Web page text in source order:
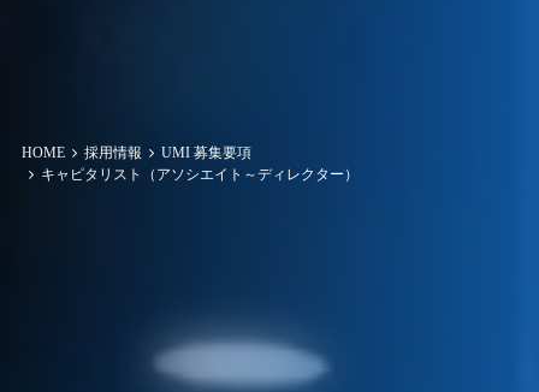
HOME 採用情報
UMI 募集要項
キャピタリスト（アソシエイト～ディレクター）